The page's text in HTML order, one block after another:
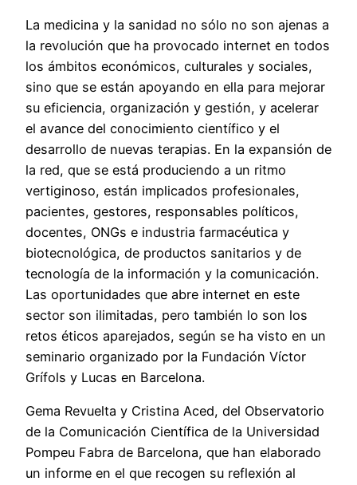
La medicina y la sanidad no sólo no son ajenas a
la revolución que ha provocado internet en todos
los ámbitos económicos, culturales y sociales,
sino que se están apoyando en ella para mejorar
su eficiencia, organización y gestión, y acelerar
el avance del conocimiento científico y el
desarrollo de nuevas terapias. En la expansión de
la red, que se está produciendo a un ritmo
vertiginoso, están implicados profesionales,
pacientes, gestores, responsables políticos,
docentes, ONGs e industria farmacéutica y
biotecnológica, de productos sanitarios y de
tecnología de la información y la comunicación.
Las oportunidades que abre internet en este
sector son ilimitadas, pero también lo son los
retos éticos aparejados, según se ha visto en un
seminario organizado por la Fundación Víctor
Grífols y Lucas en Barcelona.
Gema Revuelta y Cristina Aced, del Observatorio
de la Comunicación Científica de la Universidad
Pompeu Fabra de Barcelona, que han elaborado
un informe en el que recogen su reflexión al